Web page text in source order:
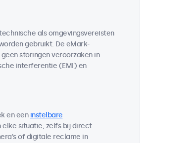
als omgevingsvereisten
gebruikt. De eMark-
storingen veroorzaken in
interferentie (EMI) en
en een instelbare
situatie, zelfs bij direct
of digitale reclame in